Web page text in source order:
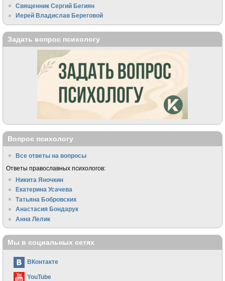
Священник Сергий Бегиян
Иерей Владислав Береговой
Задать вопрос психологу
Вопрос психологу
Все ответы на вопросы
Ответы православных психологов:
Никита Яночкин
Екатерина Усачева
Татьяна Бобровских
Анастасия Бондарук
Анна Лелик
Мы в социальных сетях
ВКонтакте
YouTube